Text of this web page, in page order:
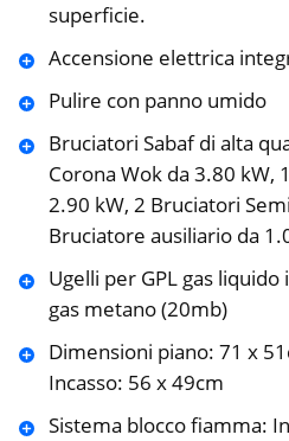
superficie.
Accensione elettrica
Pulire con panno umido
Bruciatori Sabaf di alta
Corona Wok da 3.80 kW,
2.90 kW, 2 Bruciatori
Bruciatore ausiliario da
Ugelli per GPL gas
gas metano (20mb)
Dimensioni piano: 71 x
Incasso: 56 x 49cm
Sistema blocco fiamma: